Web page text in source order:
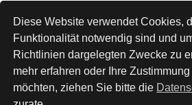
Diese Website verwendet Cookies,
Funktionalität notwendig sind und
Richtlinien dargelegten Zwecke zu
mehr erfahren oder Ihre
möchten, ziehen Sie bitte die
AGB
Impressum
Versand